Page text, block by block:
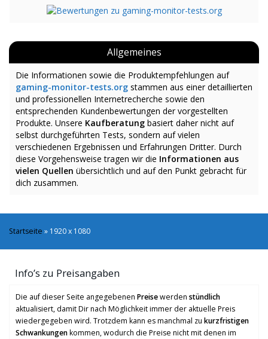
Allgemeines
Die Informationen sowie die Produktempfehlungen auf
gaming-monitor-tests.org stammen aus einer detaillierten
und professionellen Internetrecherche sowie den
entsprechenden Kundenbewertungen der vorgestellten
Produkte. Unsere Kaufberatung basiert daher nicht auf
selbst durchgeführten Tests, sondern auf vielen
verschiedenen Ergebnissen und Erfahrungen Dritter. Durch
diese Vorgehensweise tragen wir die Informationen aus
vielen Quellen übersichtlich und auf den Punkt gebracht für
dich zusammen.
Startseite » 1920 x 1080
Info’s zu Preisangaben
Die auf dieser Seite angegebenen Preisewerden stündlich
aktualisiert, damit Dir nach Möglichkeit immer der aktuelle Preis
wiedergegeben wird. Trotzdem kann es manchmal zu kurzfristigen
Schwankungenkommen, wodurch die Preise nicht mit denen im